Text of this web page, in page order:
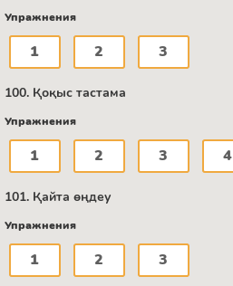
Упражнения
1 2 3
100. Қоқыс тастама
Упражнения
1 2 3 4
101. Қайта өңдеу
Упражнения
1 2 3